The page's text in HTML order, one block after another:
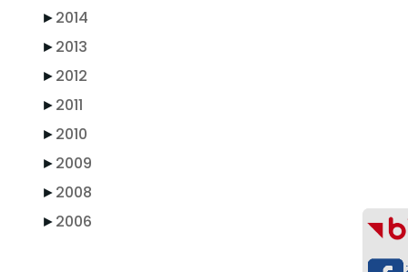
►2014
►2013
►2012
►2011
►2010
►2009
►2008
►2006